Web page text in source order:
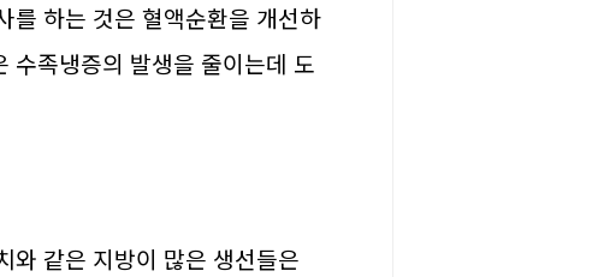
를 하는 것은 혈액순환을 개선하
수족냉증의 발생을 줄이는데 도
와 같은 지방이 많은 생선들은